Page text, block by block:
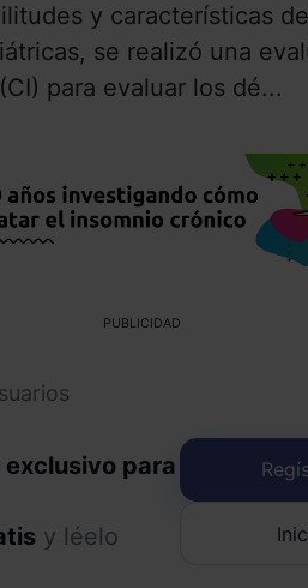
y características
se realizó una
para evaluar los dé...
PUBLICIDAD
para
y léelo